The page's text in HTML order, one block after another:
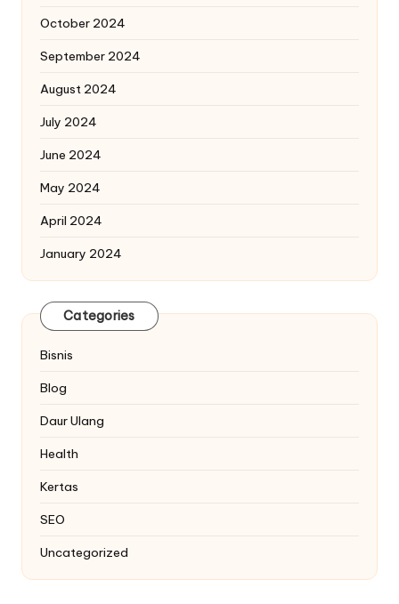
October 2024
September 2024
August 2024
July 2024
June 2024
May 2024
April 2024
January 2024
Categories
Bisnis
Blog
Daur Ulang
Health
Kertas
SEO
Uncategorized